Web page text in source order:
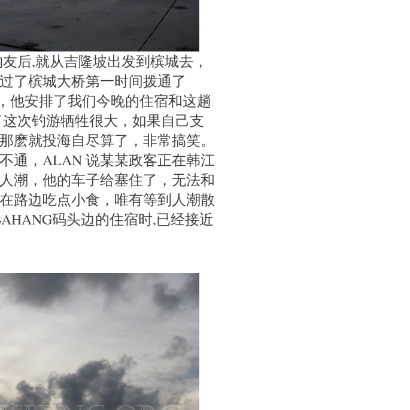
后,就从吉隆坡出发到槟城去，
了槟城大桥第一时间拨通了
安排了我们今晚的住宿和这趟
次钓游牺牲很大，如果自己支
麽就投海自尽算了，非常搞笑。
通，ALAN 说某某政客正在韩江
潮，他的车子给塞住了，无法和
路边吃点小食，唯有等到人潮散
码头边的住宿时,已经接近